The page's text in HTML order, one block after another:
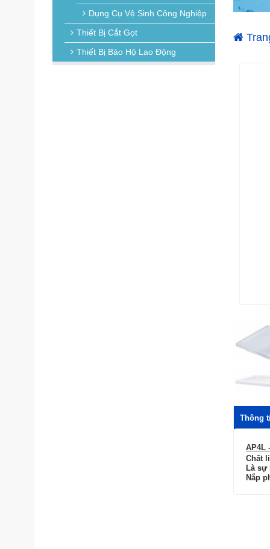
Thông
AP4L
Chất
Là sự
Nắp
Dụng Cụ Vệ Sinh Công Nghiệp
Thiết Bị Cắt Gọt
Thiết Bị Bảo Hộ Lao Động